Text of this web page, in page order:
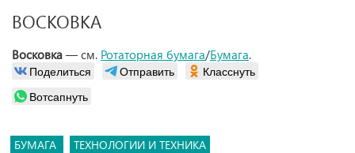
ВОСКОВКА
Восковка — см. Ротаторная бумага/Бумага.
Поделиться
Отправить
Класснуть
Вотсапнуть
БУМАГА ТЕХНОЛОГИИ И ТЕХНИКА